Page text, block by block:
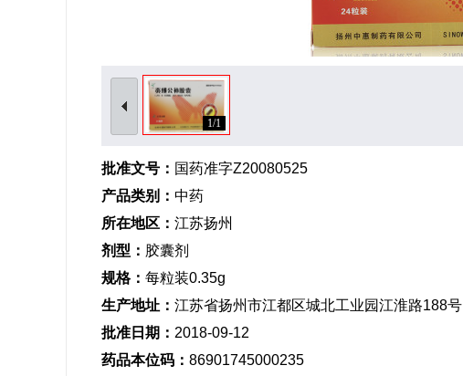
1/1
批准文号： 国药准字Z20080525
产品类别： 中药
所在地区： 江苏扬州
剂型： 胶囊剂
规格： 每粒装0.35g
生产地址： 江苏省扬州市江都区城北工业园江淮路188号
批准日期： 2018-09-12
药品本位码： 86901745000235